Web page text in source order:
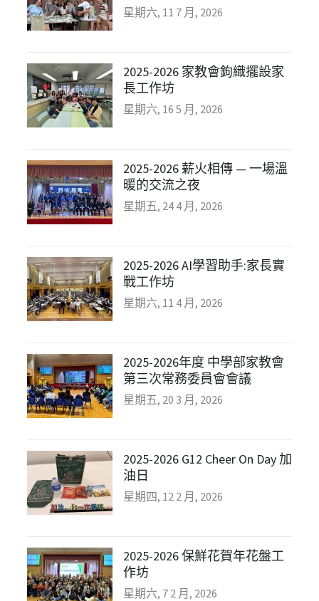
星期六, 11 7 月, 2026
2025-2026 家教會鉤織擺設家
長工作坊
星期六, 16 5 月, 2026
2025-2026 薪火相傳 — 一場溫
暖的交流之夜
星期五, 24 4 月, 2026
2025-2026 AI學習助手:家長實
戰工作坊
星期六, 11 4 月, 2026
2025-2026年度 中學部家教會
第三次常務委員會會議
星期五, 20 3 月, 2026
2025-2026 G12 Cheer On Day 加
油日
星期四, 12 2 月, 2026
2025-2026 保鮮花賀年花盤工
作坊
星期六, 7 2 月, 2026